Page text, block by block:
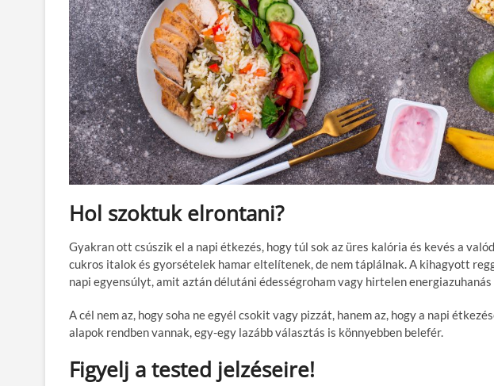
Hol szoktuk elrontani?
Gyakran ott csúszik el a napi étkezés, hogy túl sok az üres kalória és kevés a
cukros italok és gyorsételek hamar eltelítenek, de nem táplálnak. A kihagyott
napi egyensúlyt, amit aztán délutáni édességroham vagy hirtelen
A cél nem az, hogy soha ne egyél csokit vagy pizzát, hanem az, hogy a napi
alapok rendben vannak, egy-egy lazább választás is könnyebben belefér.
Figyelj a tested jelzéseire!